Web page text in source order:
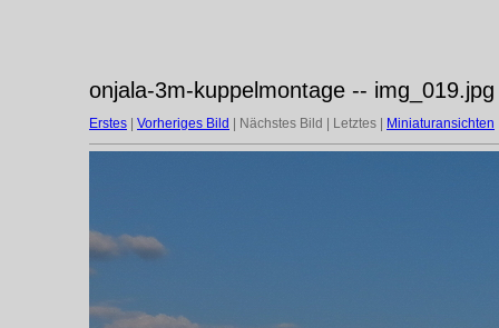
onjala-3m-kuppelmontage -- img_019.jpg
Erstes Vorheriges Bild | Nächstes Bild | Letztes | Miniaturansichten